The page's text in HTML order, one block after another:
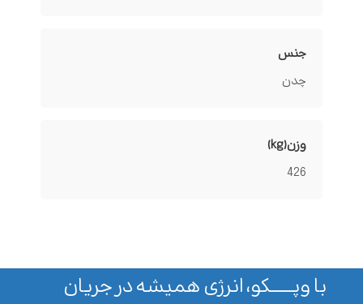
جنس
چدن
وزن(kg)
426
با وپـــــــکو، انرژی همیشه در جریان